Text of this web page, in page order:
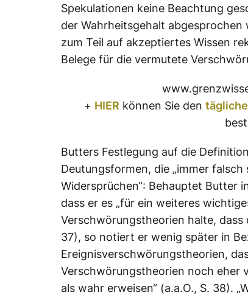
Spekulationen keine Beachtung
der Wahrheitsgehalt
zum Teil auf akzeptiertes Wissen
Belege für die vermutete
+ HIER können Sie den
Butters Festlegung auf die
Deutungsformen, die „immer falsch
Widersprüchen“: Behauptet Butter
dass er es „für ein weiteres
Verschwörungstheorien halte, dass
37), so notiert er wenig später in
Ereignisverschwörungstheorien,
Verschwörungstheorien noch eher
als wahr erweisen“ (a.a.O., S. 38).